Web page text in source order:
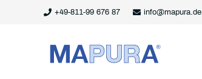
+49-811-99 676 87 info@mapura.de